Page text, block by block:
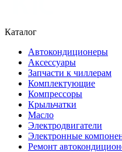
Каталог
Автокондиционеры
Аксессуары
Запчасти к чиллерам
Комплектующие
Компрессоры
Крыльчатки
Масло
Электродвигатели
Электронные
Ремонт